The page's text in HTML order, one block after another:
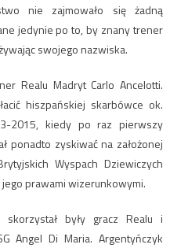
nie zajmowało się żadną
jedynie po to, by znany trener
swojego nazwiska.
Realu Madryt Carlo Ancelotti.
hiszpańskiej skarbówce ok.
2015, kiedy po raz pierwszy
ponadto zyskiwać na założonej
Wyspach Dziewiczych
jego prawami wizerunkowymi.
były gracz Realu i
Angel Di Maria. Argentyńczyk